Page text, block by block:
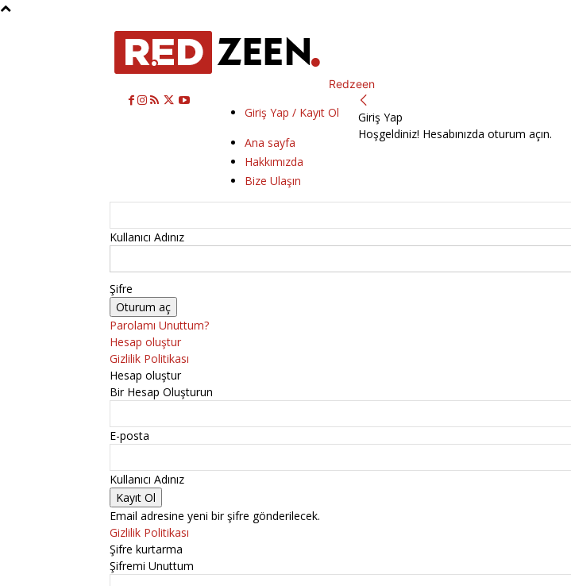
Redzeen
Giriş Yap / Kayıt Ol
Ana sayfa
Hakkımızda
Bize Ulaşın
Giriş Yap
Hoşgeldiniz! Hesabınızda oturum açın.
Kullanıcı Adınız
Şifre
Parolamı Unuttum?
Hesap oluştur
Gizlilik Politikası
Hesap oluştur
Bir Hesap Oluşturun
E-posta
Kullanıcı Adınız
Email adresine yeni bir şifre gönderilecek.
Gizlilik Politikası
Şifre kurtarma
Şifremi Unuttum